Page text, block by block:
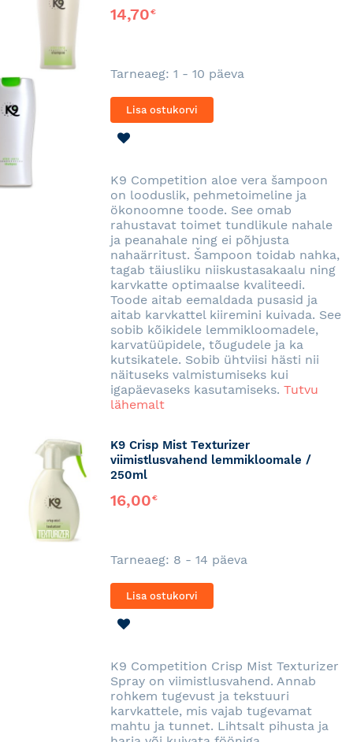
14,70€
Tarneaeg: 1 - 10 päeva
Lisa ostukorvi
K9 Competition aloe vera šampoon
on looduslik, pehmetoimeline ja
ökonoomne toode. See omab
rahustavat toimet tundlikule nahale
ja peanahale ning ei põhjusta
nahaärritust. Šampoon toidab nahka,
tagab täiusliku niiskustasakaalu ning
karvkatte optimaalse kvaliteedi.
Toode aitab eemaldada pusasid ja
aitab karvkattel kiiremini kuivada. See
sobib kõikidele lemmikloomadele,
karvatüüpidele, tõugudele ja ka
kutsikatele. Sobib ühtviisi hästi nii
näituseks valmistumiseks kui
igapäevaseks kasutamiseks. Tutvu
lähemalt
K9 Crisp Mist Texturizer
viimistlusvahend lemmikloomale /
250ml
16,00€
Tarneaeg: 8 - 14 päeva
Lisa ostukorvi
K9 Competition Crisp Mist Texturizer
Spray on viimistlusvahend. Annab
rohkem tugevust ja tekstuuri
karvkattele, mis vajab tugevamat
mahtu ja tunnet. Lihtsalt pihusta ja